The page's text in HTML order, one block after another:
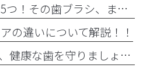
歯ブラシ交換のサイン5つ！その歯ブラシ、まだ使っていませんか？🪥
の違いについて解説！！
🦷✨毎日の歯みがきで、健康な歯を守りましょう✨🪥